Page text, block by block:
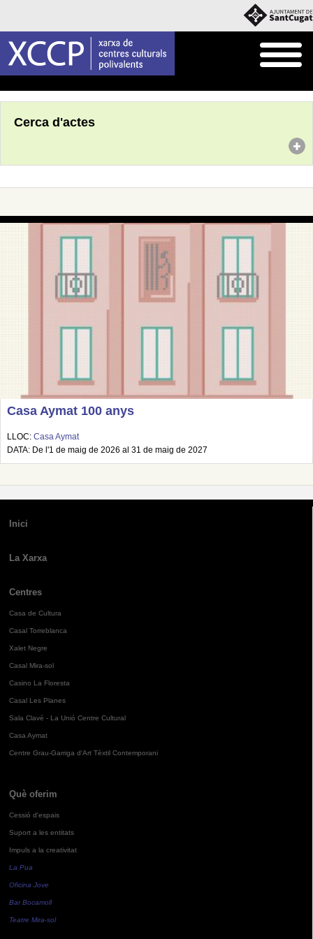
Cerca d'actes
Casa Aymat 100 anys
LLOC: Casa Aymat
DATA: De l'1 de maig de 2026 al 31 de maig de 2027
Inici
La Xarxa
Centres
Casa de Cultura
Casal Torreblanca
Xalet Negre
Casal Mira-sol
Casino La Floresta
Casal Les Planes
Sala Clavé - La Unió Centre Cultural
Casa Aymat
Centre Grau-Garriga d'Art Tèxtil Contemporani
Què oferim
Cessió d'espais
Suport a les entitats
Impuls a la creativitat
La Pua
Oficina Jove
Bar Bocamoll
Teatre Mira-sol